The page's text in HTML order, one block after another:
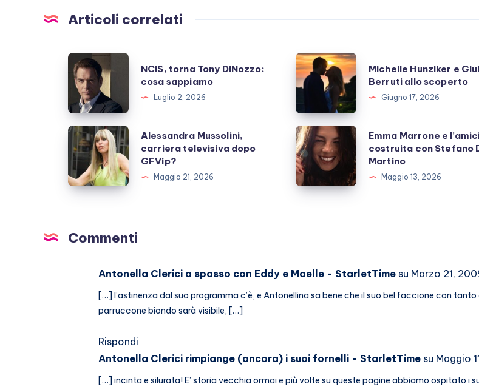
Articoli correlati
NCIS,
torna
Tony
DiNozzo:
cosa
sappiamo
NCIS, torna Tony DiNozzo:
cosa sappiamo
Luglio 2, 2026
Michelle
Hunziker
Giulio
Berruti
allo
scoperto
Michelle Hunziker e
Berruti allo scoperto
Giugno 17, 2026
Alessandra
Mussolini,
carriera
televisiva
Alessandra Mussolini,
carriera televisiva dopo
GFVip?
Maggio 21, 2026
Emma
Marrone
e
l’amicizia
Stefano
Martino
Emma Marrone e
costruita con Stefano
Martino
Maggio 13, 2026
Commenti
Antonella Clerici a spasso con Eddy e Maelle - StarletTime su Marzo 21,
[…] l’astinenza dal suo programma c’è, e Antonellina sa bene che il suo bel faccione con tanto
parruccone biondo sarà visibile, […]
Rispondi
Antonella Clerici rimpiange (ancora) i suoi fornelli - StarletTime su Maggio
[…] incinta e silurata! E’ storia vecchia ormai e più volte su queste pagine abbiamo ospitato i